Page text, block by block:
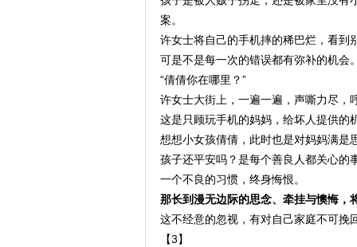
案。
许女士将自己的手机摔的稀巴烂，看到
可是不是每一次的错误都有弥补的机会
“倩倩你在哪里？”
许女士大街上，一遍一遍，声嘶力尽，
这是只顾玩手机的妈妈，给坏人提供的
想想小女孩倩倩，此时也是对妈妈满是
孩子还平安吗？是每个善良人都关心的
一个不良的习惯，终身悔恨。
那长到漫无边际的思念、牵挂与懊悔，
这不经意的忽视，有对自己家庭不可挽
【3】